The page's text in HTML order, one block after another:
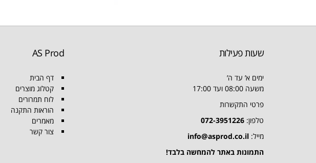
שעות פעילות
ימים א’ עד ה’
משעה 08:00 ועד 17:00
פרטי התקשרות
טלפון: 072-3951226
מייל: info@asprod.co.il
התמונות באתר להמחשה בלבד!
AS Prod
דף הבית
קטלוג מוצרים
לוח תמרורים
הוראות התקנה
מאמרים
צור קשר